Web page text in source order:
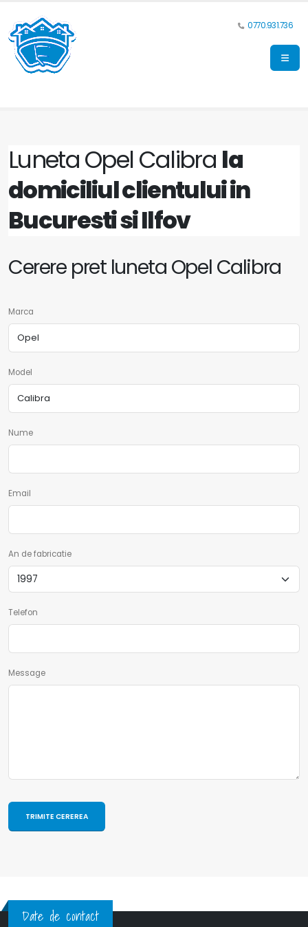
0770.931.736
Luneta Opel Calibra la
domiciliul clientului in
Bucuresti si Ilfov
Cerere pret luneta Opel Calibra
Marca
Model
Nume
Email
An de fabricatie
Telefon
Message
Date de contact